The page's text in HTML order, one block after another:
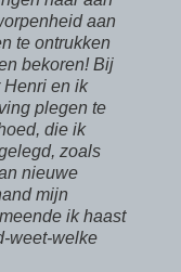
aan
te ontrukken
bekoren! Bij
Henri en ik
plegen te
die ik
zoals
nieuwe
mijn
ik haast
weet-welke